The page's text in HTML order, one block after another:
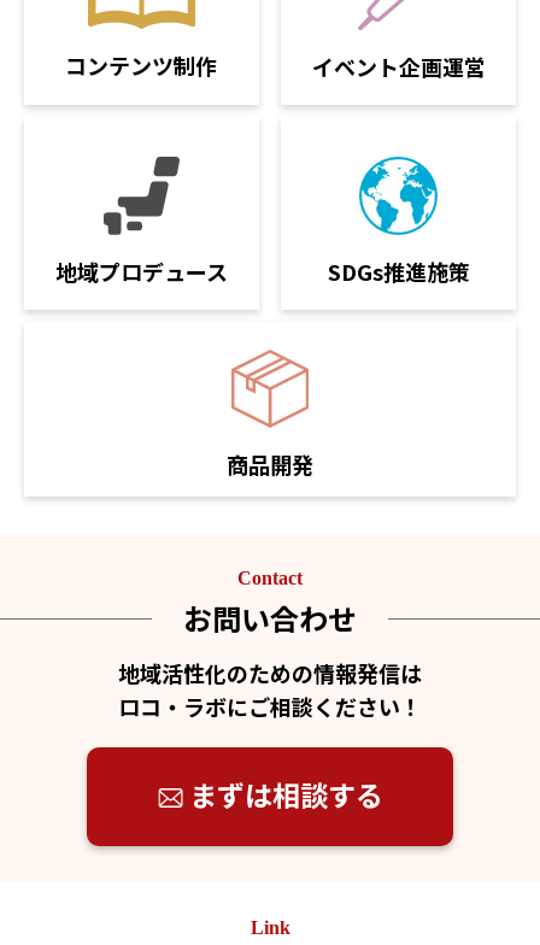
コンテンツ制作 イベント企画運営
地域プロデュース SDGs推進施策
商品開発
Contact
お問い合わせ
地域活性化のための情報発信は
ロコ・ラボにご相談ください！
まずは相談する
Link